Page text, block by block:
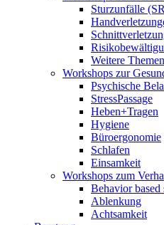
Sturzunfälle
Weitere
Workshops zur
Psychische
StressPassage
Heben+Tragen
Hygiene
Büroergonomie
Schlafen
Einsamkeit
Workshops zum
Behavior
Ablenkung
Achtsamkeit